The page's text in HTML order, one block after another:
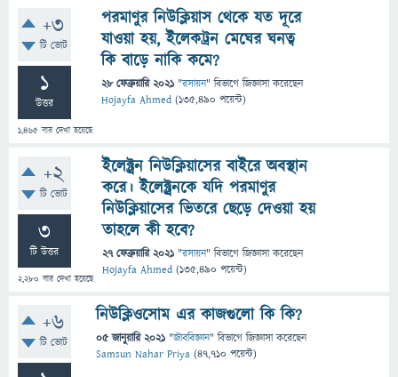
+3
টি ভোট
1
উত্তর
1,465 বার দেখা হয়েছে
পরমাণুর নিউক্লিয়াস থেকে যত দূরে
যাওয়া হয়, ইলেকট্রন মেঘের ঘনত্ব
কি বাড়ে নাকি কমে?
28 ফেব্রুয়ারি 2021 "রসায়ন" বিভাগে জিজ্ঞাসাকরেছেন
Hojayfa Ahmed (135,490 পয়েন্ট)
+2
টি ভোট
3
টি উত্তর
2,280 বার দেখা হয়েছে
ইলেক্ট্রন নিউক্লিয়াসের বাইরে অবস্থান
করে। ইলেক্ট্রনকে যদি পরমাণুর
নিউক্লিয়াসের ভিতরে ছেড়ে দেওয়া হয়
তাহলে কী হবে?
27 ফেব্রুয়ারি 2021 "রসায়ন" বিভাগে জিজ্ঞাসাকরেছেন
Hojayfa Ahmed (135,490 পয়েন্ট)
+6
টি ভোট
নিউক্লিওসোম এর কাজগুলো কি কি?
05 জানুয়ারি 2021 "জীববিজ্ঞান" বিভাগে জিজ্ঞাসাকরেছেন
Samsun Nahar Priya (47,710 পয়েন্ট)